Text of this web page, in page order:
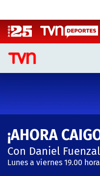
CASTING MASTERCHEF
CASTING TVN VERTICAL
TVN VERTICAL
TVN PLAY
¡AHORA
Con Daniel
Lunes a viernes 19.00